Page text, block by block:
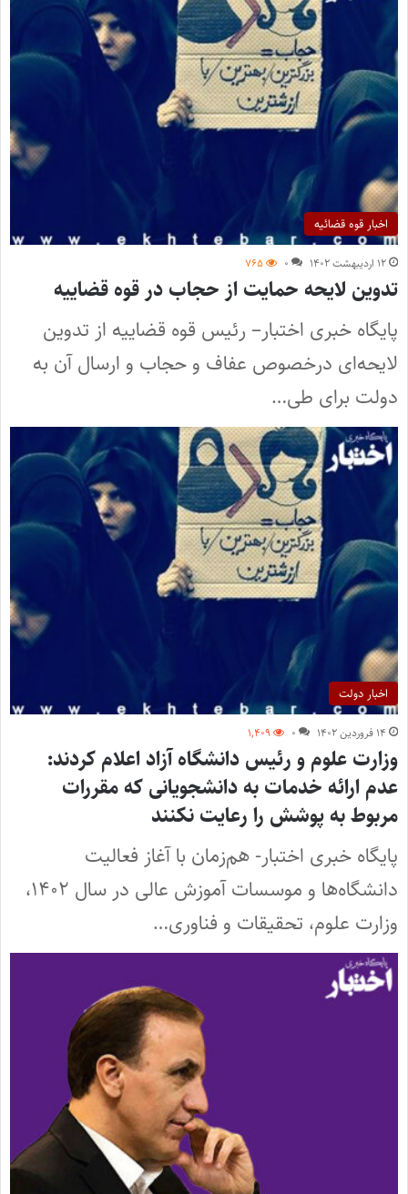
اخبار قوه قضائیه
۱۲ اردیبهشت ۱۴۰۲ ۰ ۷۶۵
تدوین لایحه حمایت از حجاب در قوه قضاییه
پایگاه خبری اختبار– رئیس قوه قضاییه از تدوین
لایحه‌ای درخصوص عفاف و حجاب و ارسال آن به
دولت برای طی…
اخبار دولت
۱۴ فروردین ۱۴۰۲ ۰ ۱,۴۰۹
وزارت علوم و رئیس دانشگاه آزاد اعلام کردند:
عدم ارائه خدمات به دانشجویانی که مقررات
مربوط به پوشش را رعایت نکنند
پایگاه خبری اختبار- هم‌زمان با آغاز فعالیت
دانشگاه‌ها و موسسات آموزش عالی در سال ۱۴۰۲،
وزارت علوم، تحقیقات و فناوری…